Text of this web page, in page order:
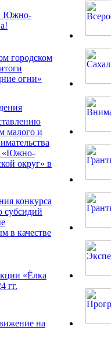
Южно-
городском
огни»
малого и
«Южно-
округ» в
конкурса
субсидий
в качестве
«Ёлка
гг.
на